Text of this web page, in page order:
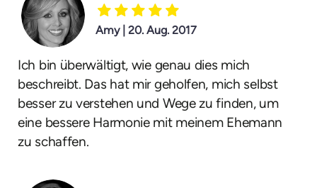
Amy | 20. Aug. 2017
Ich bin überwältigt, wie genau dies mich
beschreibt. Das hat mir geholfen, mich selbst
besser zu verstehen und Wege zu finden, um
eine bessere Harmonie mit meinem Ehemann
zu schaffen.